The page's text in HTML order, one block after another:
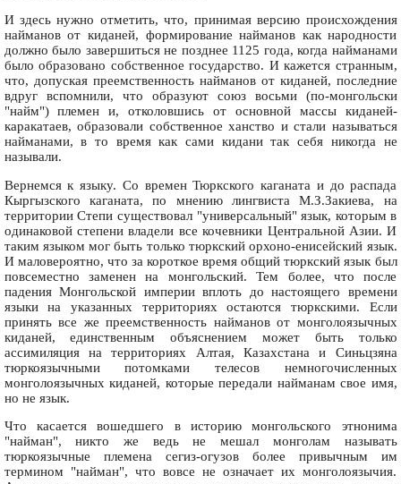
И здесь нужно отметить, что, принимая версию происхождения
найманов от киданей, формирование найманов как народности
должно было завершиться не позднее 1125 года, когда найманами
было образовано собственное государство. И кажется странным,
что, допуская преемственность найманов от киданей, последние
вдруг вспомнили, что образуют союз восьми (по-монгольски
"найм") племен и, отколовшись от основной массы киданей-
каракатаев, образовали собственное ханство и стали называться
найманами, в то время как сами кидани так себя никогда не
называли.
Вернемся к языку. Со времен Тюркского каганата и до распада
Кыргызского каганата, по мнению лингвиста М.З.Закиева, на
территории Степи существовал "универсальный" язык, которым в
одинаковой степени владели все кочевники Центральной Азии. И
таким языком мог быть только тюркский орхоно-енисейский язык.
И маловероятно, что за короткое время общий тюркский язык был
повсеместно заменен на монгольский. Тем более, что после
падения Монгольской империи вплоть до настоящего времени
языки на указанных территориях остаются тюркскими. Если
принять все же преемственность найманов от монголоязычных
киданей, единственным объяснением может быть только
ассимиляция на территориях Алтая, Казахстана и Синьцзяна
тюркоязычными потомками телесов немногочисленных
монголоязычных киданей, которые передали найманам свое имя,
но не язык.
Что касается вошедшего в историю монгольского этнонима
"найман", никто же ведь не мешал монголам называть
тюркоязычные племена сегиз-огузов более привычным им
термином "найман", что вовсе не означает их монголоязычия.